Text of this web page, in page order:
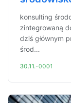
konsulting
zintegrowaną
dziś głównym
środ...
30.11.-0001